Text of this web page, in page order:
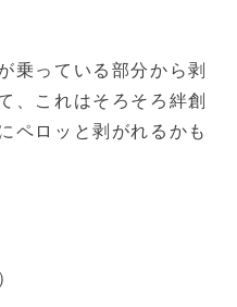
乗っている部分から剥
、これはそろそろ絆創
ペロッと剥がれるかも